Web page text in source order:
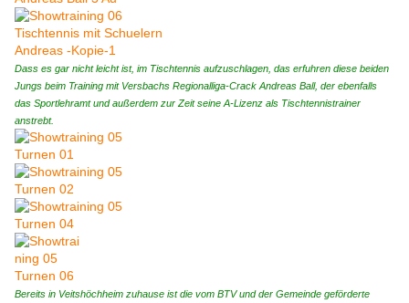
Dass es gar nicht leicht ist, im Tischtennis aufzuschlagen, das erfuhren diese beiden
Jungs beim Training mit Versbachs Regionalliga-Crack Andreas Ball, der ebenfalls
das Sportlehramt und außerdem zur Zeit seine A-Lizenz als Tischtennistrainer
anstrebt.
Bereits in Veitshöchheim zuhause ist die vom BTV und der Gemeinde geförderte